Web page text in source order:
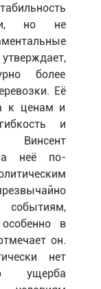
но не
более
Её
к ценам и
и
неё по-
в
он.
нет
ущерба